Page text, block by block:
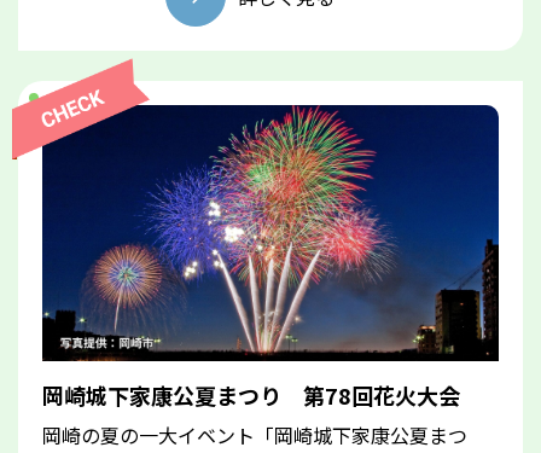
岡崎城下家康公夏まつり 第78回花火大会
岡崎の夏の一大イベント「岡崎城下家康公夏まつ